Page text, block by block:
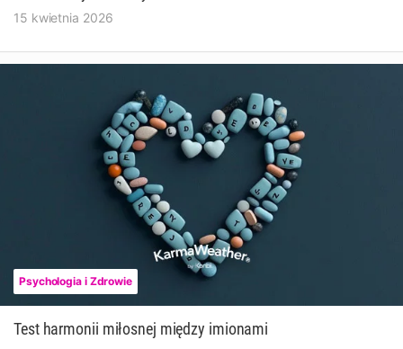
15 kwietnia 2026
Psychologia i Zdrowie
Test harmonii miłosnej między imionami